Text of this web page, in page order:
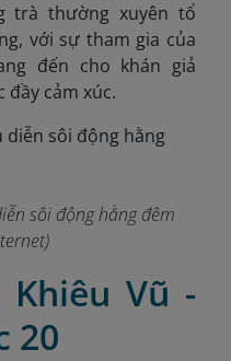
trà thường xuyên tổ
với sự tham gia của
đến cho khán giả
cảm xúc.
sôi động hằng đêm
Khiêu Vũ -
20